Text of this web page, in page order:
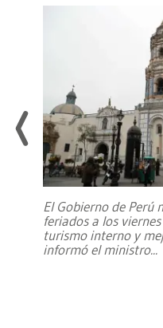
El Gobierno de Perú
feriados a los
turismo interno y
informó el ministro...